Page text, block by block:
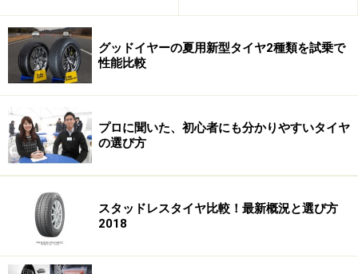
路面がしっかりと接触できなくなることが最大の原因と
いわれています。そのためスタッドレスでは、トレッド
の接地面にサイプと呼ばれる細かい切れ込みを入れ、毛
細管現象によってタイヤと路面との間に入り込んだ水を
吸い上げることで、有効なグリップ性能を引き出してい
ます。オートソックでも同様に、ナイロン布が水を吸い
込む働きをすることで水膜を除去し、路面とオートソッ
スタッドレスとオートソックを比較……その
グッドイヤーの夏用新型タイヤ2種類を試乗で
性能比較
プロに聞いた、初心者にも分かりやすいタイヤ
の選び方
スタッドレスタイヤ比較！最新概況と選び方
2018